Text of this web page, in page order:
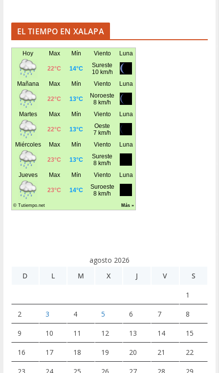
EL TIEMPO EN XALAPA
agosto 2026
D
L M X J V S
1
2 3 4 5 6 7 8
9 10 11 12 13 14 15
16 17 18 19 20 21 22